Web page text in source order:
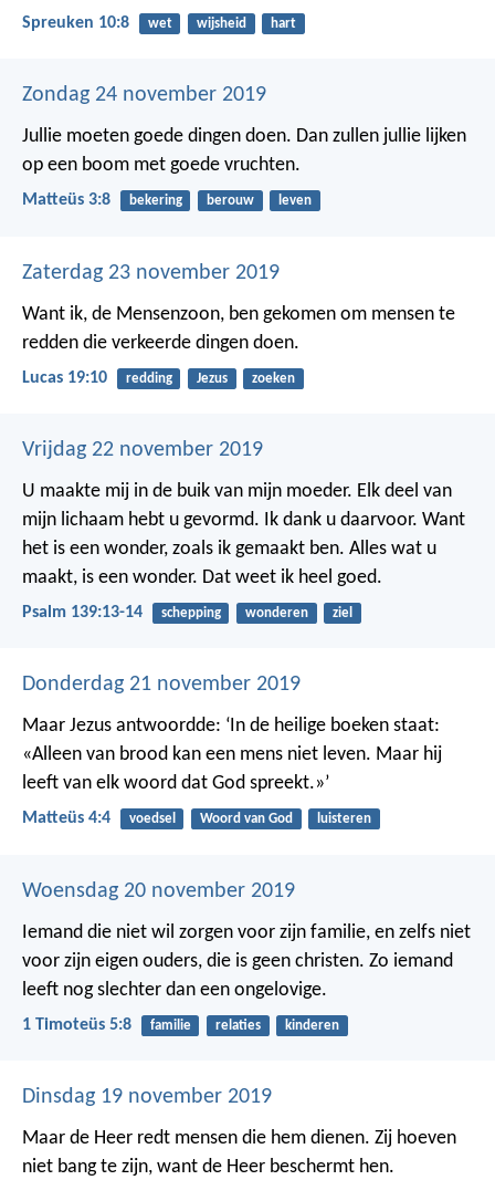
Spreuken 10:8 wet wijsheid hart
Zondag 24 november 2019
Jullie moeten goede dingen doen. Dan zullen jullie lijken
op een boom met goede vruchten.
Matteüs 3:8 bekering berouw leven
Zaterdag 23 november 2019
Want ik, de Mensenzoon, ben gekomen om mensen te
redden die verkeerde dingen doen.
Lucas 19:10 redding Jezus zoeken
Vrijdag 22 november 2019
U maakte mij in de buik van mijn moeder. Elk deel van
mijn lichaam hebt u gevormd. Ik dank u daarvoor. Want
het is een wonder, zoals ik gemaakt ben. Alles wat u
maakt, is een wonder. Dat weet ik heel goed.
Psalm 139:13-14 schepping wonderen ziel
Donderdag 21 november 2019
Maar Jezus antwoordde: ‘In de heilige boeken staat:
«Alleen van brood kan een mens niet leven. Maar hij
leeft van elk woord dat God spreekt.»’
Matteüs 4:4 voedsel Woord van God luisteren
Woensdag 20 november 2019
Iemand die niet wil zorgen voor zijn familie, en zelfs niet
voor zijn eigen ouders, die is geen christen. Zo iemand
leeft nog slechter dan een ongelovige.
1 Timoteüs 5:8 familie relaties kinderen
Dinsdag 19 november 2019
Maar de Heer redt mensen die hem dienen. Zij hoeven
niet bang te zijn, want de Heer beschermt hen.